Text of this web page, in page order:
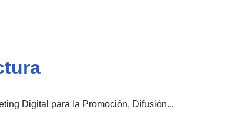
Digital para la Promoción, Difusión...